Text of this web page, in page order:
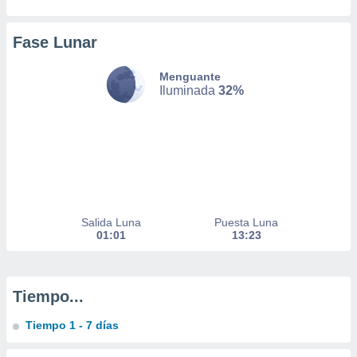
en
perfiles
Fase Lunar
Menguante
Iluminada 32%
Salida Luna
01:01
Puesta Luna
13:23
Tiempo...
Tiempo 1 - 7 días